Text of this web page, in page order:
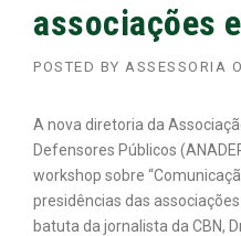
associações
POSTED BY ASSESSORIA
A nova diretoria da
Defensores Públicos
workshop sobre
presidências das
batuta da jornalista da CBN,